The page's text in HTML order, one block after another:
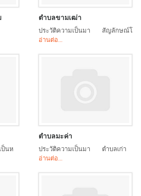
ตำบลขามเฒ่า
ประวัติความเป็นมา สัญลักษณ์โ
อ่านต่อ...
นห
ตำบลมะค่า
ประวัติความเป็นมา ตำบลเก่า
อ่านต่อ...